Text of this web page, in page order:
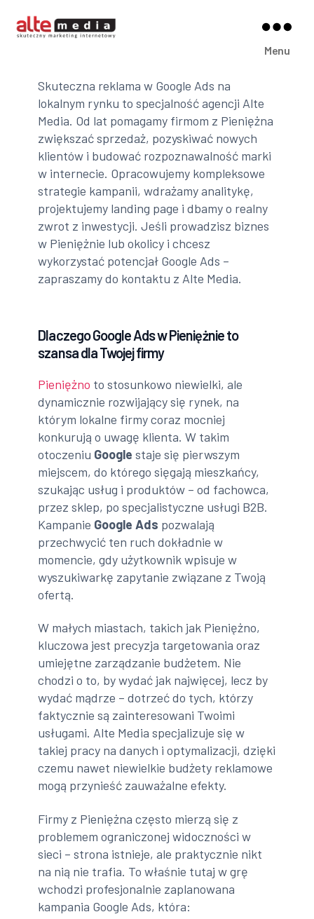
Media
Menu
Skuteczna reklama w Google Ads na
lokalnym rynku to specjalność agencji Alte
Media. Od lat pomagamy firmom z Pieniężna
zwiększać sprzedaż, pozyskiwać nowych
klientów i budować rozpoznawalność marki
w internecie. Opracowujemy kompleksowe
strategie kampanii, wdrażamy analitykę,
projektujemy landing page i dbamy o realny
zwrot z inwestycji. Jeśli prowadzisz biznes
w Pieniężnie lub okolicy i chcesz
wykorzystać potencjał Google Ads –
zapraszamy do kontaktu z Alte Media.
Dlaczego Google Ads w Pieniężnie to
szansa dla Twojej firmy
Pieniężno to stosunkowo niewielki, ale
dynamicznie rozwijający się rynek, na
którym lokalne firmy coraz mocniej
konkurują o uwagę klienta. W takim
otoczeniu Google staje się pierwszym
miejscem, do którego sięgają mieszkańcy,
szukając usług i produktów – od fachowca,
przez sklep, po specjalistyczne usługi B2B.
Kampanie Google Ads pozwalają
przechwycić ten ruch dokładnie w
momencie, gdy użytkownik wpisuje w
wyszukiwarkę zapytanie związane z Twoją
ofertą.
W małych miastach, takich jak Pieniężno,
kluczowa jest precyzja targetowania oraz
umiejętne zarządzanie budżetem. Nie
chodzi o to, by wydać jak najwięcej, lecz by
wydać mądrze – dotrzeć do tych, którzy
faktycznie są zainteresowani Twoimi
usługami. Alte Media specjalizuje się w
takiej pracy na danych i optymalizacji, dzięki
czemu nawet niewielkie budżety reklamowe
mogą przynieść zauważalne efekty.
Firmy z Pieniężna często mierzą się z
problemem ograniczonej widoczności w
sieci – strona istnieje, ale praktycznie nikt
na nią nie trafia. To właśnie tutaj w grę
wchodzi profesjonalnie zaplanowana
kampania Google Ads, która: